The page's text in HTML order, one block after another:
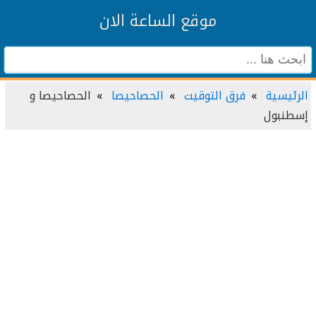
موقع الساعة الان
الرئيسية فرق التوقيت الحصاحيصا
الحصاحيصا و
إسطنبول